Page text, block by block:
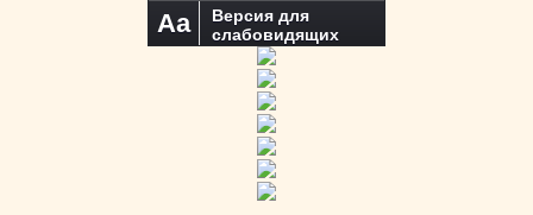
Aa
Версия для
слабовидящих